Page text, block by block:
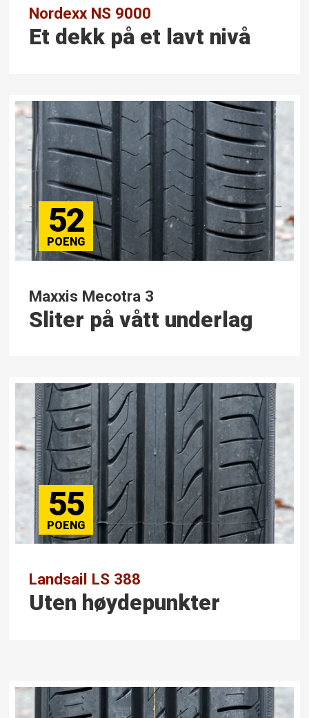
Nordexx NS 9000
Et dekk på et lavt nivå
52
Maxxis Mecotra 3
Sliter på vått underlag
55
Landsail LS 388
Uten høydepunkter